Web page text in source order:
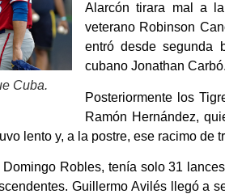
Cuba.
Alarcón tirara mal a
veterano Robinson
entró desde segunda
cubano Jonathan Carbó.
Posteriormente los
Ramón Hernández,
lento y, a la postre, ese racimo de
Robles, tenía solo 31
Guillermo Avilés llegó a